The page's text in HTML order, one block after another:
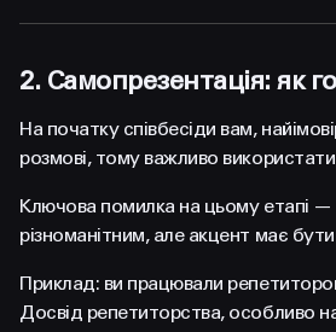
2. Самопрезентація: як
На початку співбесіди вам,
розмові, тому важливо
Ключова помилка на цьому етапі
різноманітним, але акцент має
Приклад: ви працювали
Досвід репетиторства, особливо